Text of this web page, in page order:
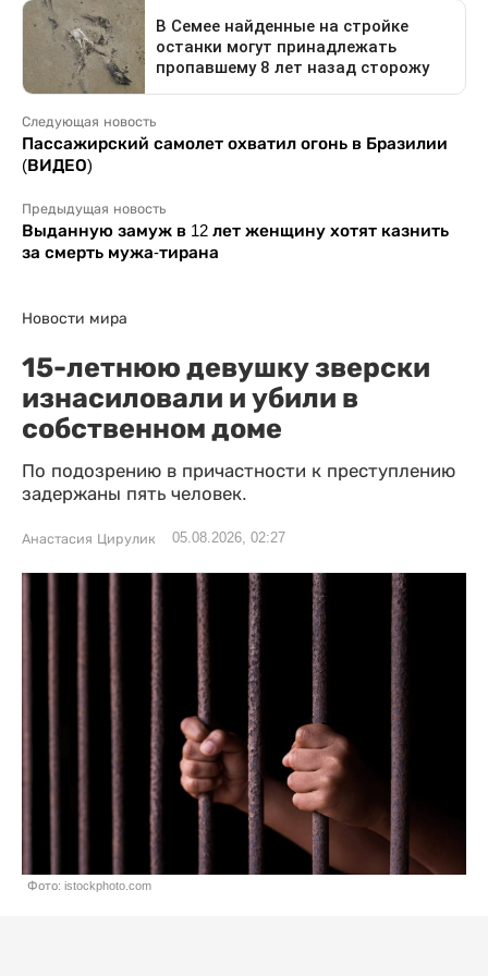
Следующая новость
Пассажирский самолет охватил огонь в Бразилии
(ВИДЕО)
Предыдущая новость
Выданную замуж в 12 лет женщину хотят казнить
за смерть мужа-тирана
Новости мира
15-летнюю девушку зверски
изнасиловали и убили в
собственном доме
По подозрению в причастности к преступлению
задержаны пять человек.
Анастасия Цирулик 05.08.2026, 02:27
Фото: istockphoto.com